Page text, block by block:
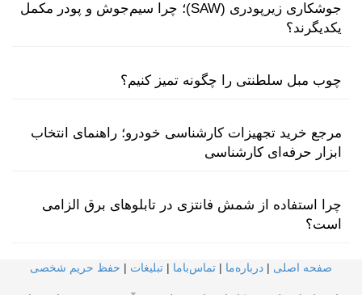
جوشکاری زیرپودری (SAW)؛ چرا سیم‌جوش و پودر مکمل
یکدیگرند؟
چوب مبل سلطنتی را چگونه تمیز کنیم؟
مرجع خرید تجهیزات کارشناسی خودرو؛ راهنمای انتخاب
ابزار حرفه‌ای کارشناسی
چرا استفاده از شمش فانتزی در تابلوهای برق الزامی
است؟
صفحه اصلی | درباره‌ما | تماس‌با‌ما | تبلیغات | حفظ حریم شخصی